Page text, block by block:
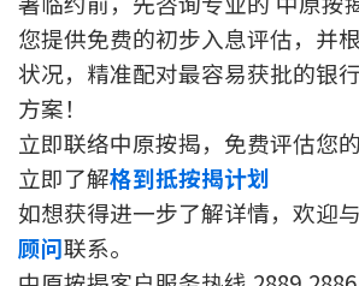
您提供免费的初步入息评估，并
状况，精准配对最容易获批的银
方案！
立即联络中原按揭，免费评估您
立即了解格到抵按揭计划
如想获得进一步了解详情，欢迎
顾问联系。